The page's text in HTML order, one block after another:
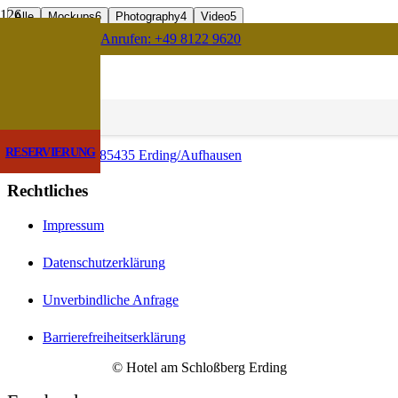
RESERVIERUNG
Anrufen: +49 8122 9620
Alle Mockups6 Photography4 Video5
+49 8122 9620
Schloßallee 26 | 85435 Erding/Aufhausen
Rechtliches
Impressum
Datenschutzerklärung
Unverbindliche Anfrage
Barrierefreiheitserklärung
© Hotel am Schloßberg Erding